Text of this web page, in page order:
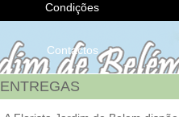
Condições
Contactos
ENTREGAS